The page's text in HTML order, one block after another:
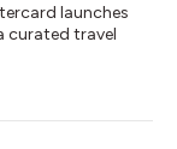
launches
curated travel